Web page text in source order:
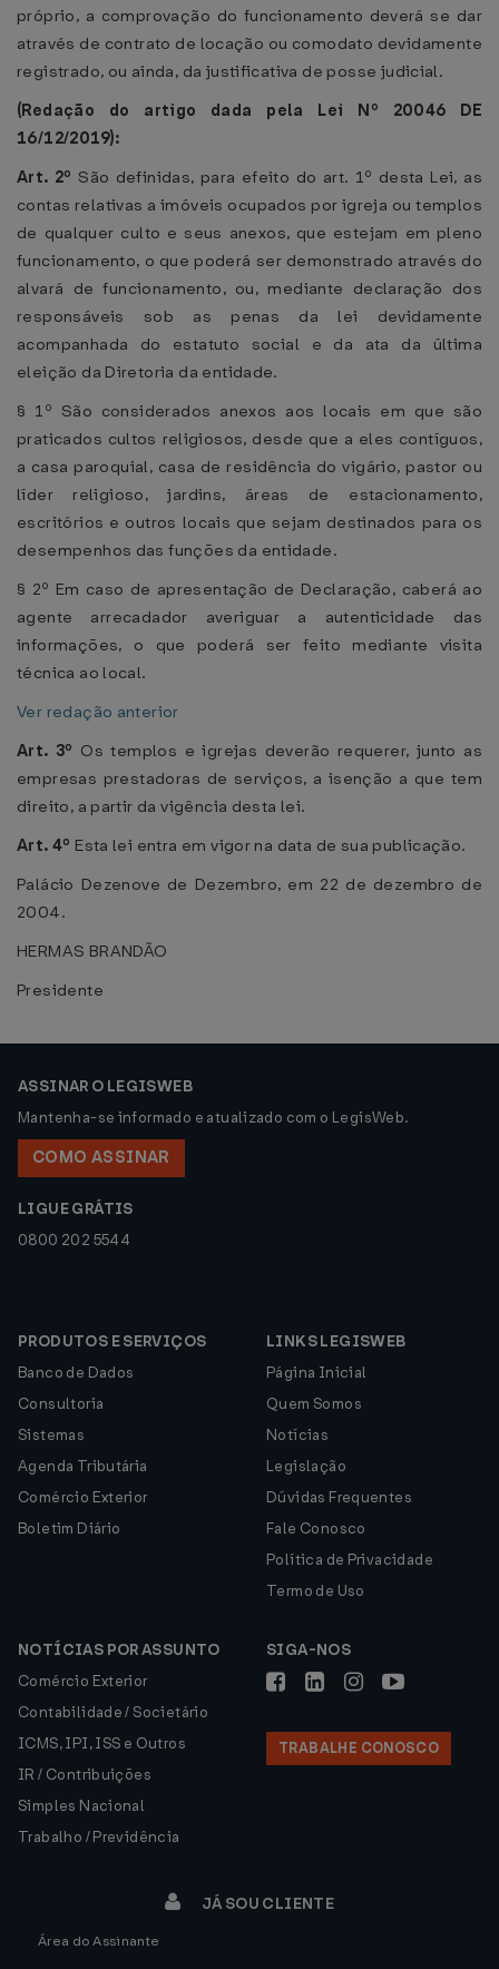
próprio, a comprovação do funcionamento deverá se dar
através de contrato de locação ou comodato devidamente
registrado, ou ainda, da justificativa de posse judicial.
(Redação do artigo dada pela Lei Nº 20046 DE
16/12/2019):
Art. 2º São definidas, para efeito do art. 1º desta Lei, as
contas relativas a imóveis ocupados por igreja ou templos
de qualquer culto e seus anexos, que estejam em pleno
funcionamento, o que poderá ser demonstrado através do
alvará de funcionamento, ou, mediante declaração dos
responsáveis sob as penas da lei devidamente
acompanhada do estatuto social e da ata da última
eleição da Diretoria da entidade.
§ 1º São considerados anexos aos locais em que são
praticados cultos religiosos, desde que a eles contíguos,
a casa paroquial, casa de residência do vigário, pastor ou
líder religioso, jardins, áreas de estacionamento,
escritórios e outros locais que sejam destinados para os
desempenhos das funções da entidade.
§ 2º Em caso de apresentação de Declaração, caberá ao
agente arrecadador averiguar a autenticidade das
informações, o que poderá ser feito mediante visita
técnica ao local.
Ver redação anterior
Art. 3º Os templos e igrejas deverão requerer, junto as
empresas prestadoras de serviços, a isenção a que tem
direito, a partir da vigência desta lei.
Art. 4º Esta lei entra em vigor na data de sua publicação.
Palácio Dezenove de Dezembro, em 22 de dezembro de
2004.
HERMAS BRANDÃO
Presidente
ASSINAR O LEGISWEB
Mantenha-se informado e atualizado com o LegisWeb.
COMO ASSINAR
LIGUE GRÁTIS
0800 202 5544
PRODUTOS E SERVIÇOS
Banco de Dados
Consultoria
Sistemas
Agenda Tributária
Comércio Exterior
Boletim Diário
LINKS LEGISWEB
Página Inicial
Quem Somos
Notícias
Legislação
Dúvidas Frequentes
Fale Conosco
Política de Privacidade
Termo de Uso
NOTÍCIAS POR ASSUNTO
Comércio Exterior
Contabilidade / Societário
ICMS, IPI, ISS e Outros
IR / Contribuições
Simples Nacional
Trabalho / Previdência
SIGA-NOS
TRABALHE CONOSCO
JÁ SOU CLIENTE
Área do Assinante